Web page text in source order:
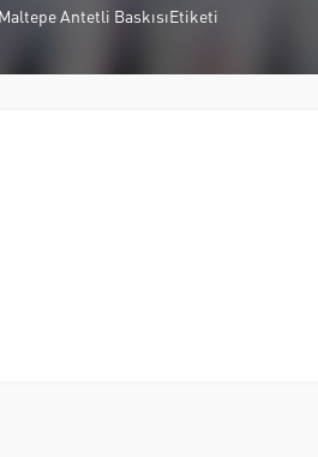
Maltepe Antetli BaskısıEtiketi